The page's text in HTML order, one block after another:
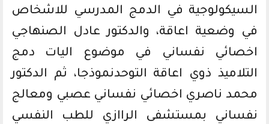
السيكولوجية في الدمج المدرسي للاشخاص
في وضعية اعاقة، والدكتور عادل الصنهاجي
اخصائي نفساني في موضوع اليات دمج
التلاميذ ذوي اعاقة التوحدنموذجا، ثم الدكتور
محمد ناصري اخصائي نفساني عصبي ومعالج
نفساني بمستشفى الراازي للطب النفسي